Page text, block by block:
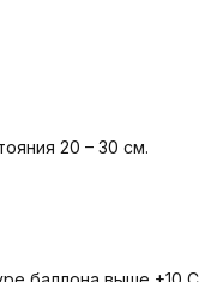
20 – 30 см.